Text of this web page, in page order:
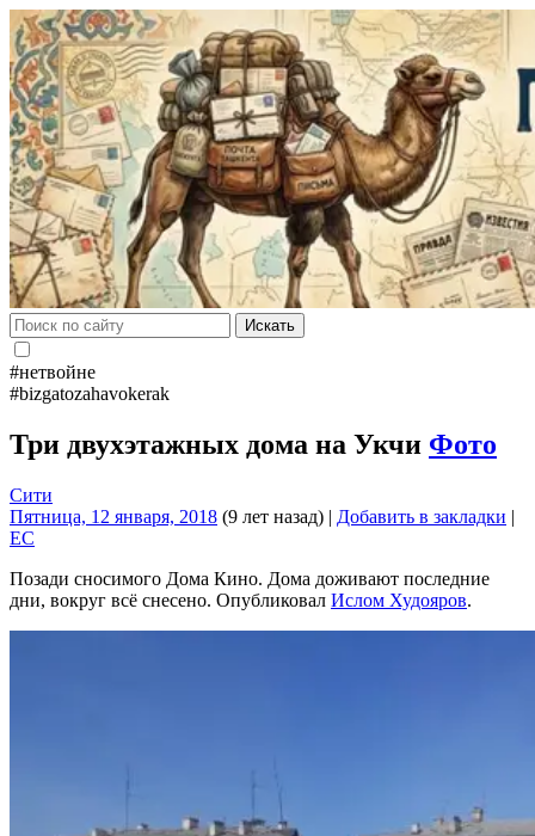
Искать
#нетвойне
#bizgatozahavokerak
Три двухэтажных дома на Укчи Фото
Сити
Пятница, 12 января, 2018 (9 лет назад) | Добавить в закладки |
EC
Позади сносимого Дома Кино. Дома доживают последние
дни, вокруг всё снесено. Опубликовал Ислом Худояров.